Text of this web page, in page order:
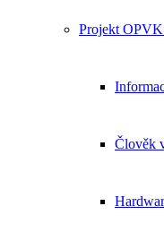
Projekt OPVK
Člověk